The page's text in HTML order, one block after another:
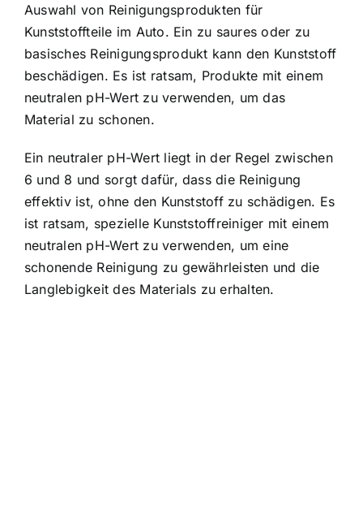
Auswahl von Reinigungsprodukten für
Kunststoffteile im Auto. Ein zu saures oder zu
basisches Reinigungsprodukt kann den Kunststoff
beschädigen. Es ist ratsam, Produkte mit einem
neutralen pH-Wert zu verwenden, um das
Material zu schonen.
Ein neutraler pH-Wert liegt in der Regel zwischen
6 und 8 und sorgt dafür, dass die Reinigung
effektiv ist, ohne den Kunststoff zu schädigen. Es
ist ratsam, spezielle Kunststoffreiniger mit einem
neutralen pH-Wert zu verwenden, um eine
schonende Reinigung zu gewährleisten und die
Langlebigkeit des Materials zu erhalten.